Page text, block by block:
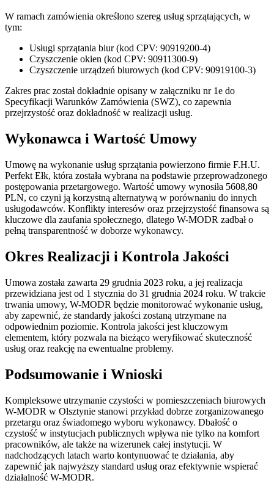
W ramach zamówienia określono szereg usług sprzątających, w
tym:
Usługi sprzątania biur (kod CPV: 90919200-4)
Czyszczenie okien (kod CPV: 90911300-9)
Czyszczenie urządzeń biurowych (kod CPV: 90919100-3)
Zakres prac został dokładnie opisany w załączniku nr 1e do
Specyfikacji Warunków Zamówienia (SWZ), co zapewnia
przejrzystość oraz dokładność w realizacji usług.
Wykonawca i Wartość Umowy
Umowę na wykonanie usług sprzątania powierzono firmie F.H.U.
Perfekt Ełk, która została wybrana na podstawie przeprowadzonego
postępowania przetargowego. Wartość umowy wynosiła 5608,80
PLN, co czyni ją korzystną alternatywą w porównaniu do innych
usługodawców. Konflikty interesów oraz przejrzystość finansowa są
kluczowe dla zaufania społecznego, dlatego W-MODR zadbał o
pełną transparentność w doborze wykonawcy.
Okres Realizacji i Kontrola Jakości
Umowa została zawarta 29 grudnia 2023 roku, a jej realizacja
przewidziana jest od 1 stycznia do 31 grudnia 2024 roku. W trakcie
trwania umowy, W-MODR będzie monitorować wykonanie usług,
aby zapewnić, że standardy jakości zostaną utrzymane na
odpowiednim poziomie. Kontrola jakości jest kluczowym
elementem, który pozwala na bieżąco weryfikować skuteczność
usług oraz reakcję na ewentualne problemy.
Podsumowanie i Wnioski
Kompleksowe utrzymanie czystości w pomieszczeniach biurowych
W-MODR w Olsztynie stanowi przykład dobrze zorganizowanego
przetargu oraz świadomego wyboru wykonawcy. Dbałość o
czystość w instytucjach publicznych wpływa nie tylko na komfort
pracowników, ale także na wizerunek całej instytucji. W
nadchodzących latach warto kontynuować te działania, aby
zapewnić jak najwyższy standard usług oraz efektywnie wspierać
działalność W-MODR.